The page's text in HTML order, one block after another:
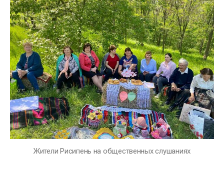
Жители Рисипень на общественных слушаниях